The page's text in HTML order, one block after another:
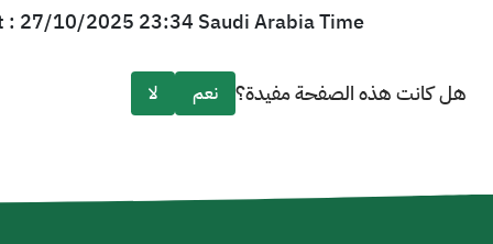
: 27/10/2025 23:34 Saudi Arabia Time
هل كانت هذه الصفحة مفيدة؟ نعم لا